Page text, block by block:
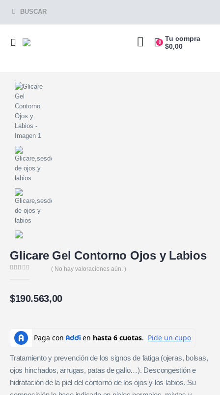
BUSCAR
0
Tu compra
$0,00
Glicare Gel Contorno Ojos y Labios
( No hay valoraciones aún. )
$190.563,00
Tratamiento y prevención de los signos de fatiga (ojeras, bolsas,
ojos hinchados, arrugas, patas de gallo…). Descongestión e
hidratación de la piel del contorno de los ojos y los labios. Su